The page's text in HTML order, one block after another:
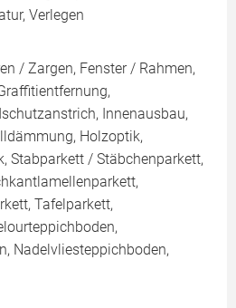
Verlegen
/ Zargen, Fenster / Rahmen,
Innenausbau,
Holzoptik,
Stabparkett / Stäbchenparkett,
Tafelparkett,
Nadelvliesteppichboden,